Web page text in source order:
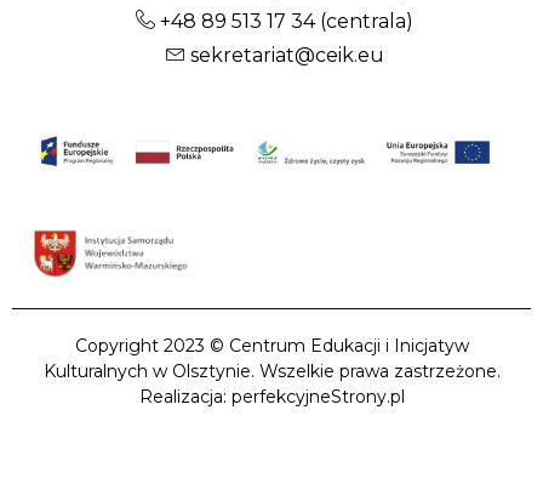
+48 89 513 17 34(centrala)
sekretariat@ceik.eu
Copyright 2023 © Centrum Edukacji i Inicjatyw
Kulturalnych w Olsztynie. Wszelkie prawa zastrzeżone.
Realizacja: perfekcyjneStrony.pl